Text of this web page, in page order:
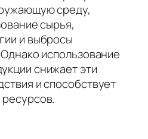
среду,
сырья,
и выбросы
использование
снижает эти
и способствует